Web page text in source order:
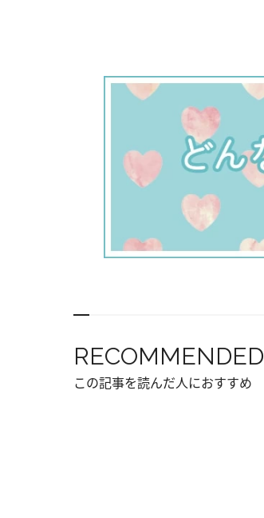
RECOMMENDED
この記事を読んだ人におすすめ